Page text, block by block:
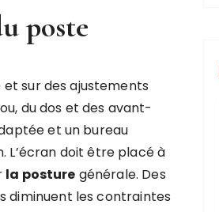
poste
sur des ajustements
du dos et des avant-
et un bureau
L’écran doit être placé à
la posture générale. Des
diminuent les contraintes